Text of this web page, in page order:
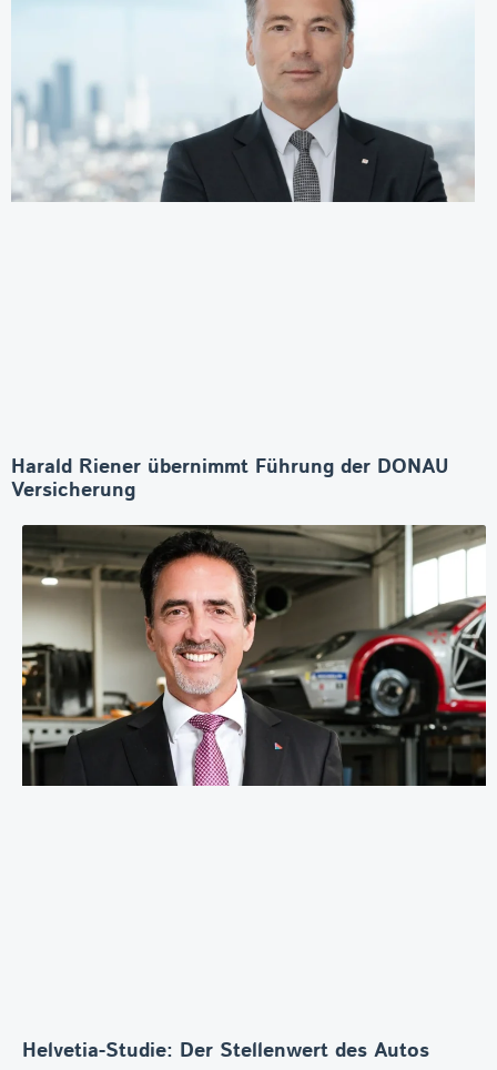
Harald Riener übernimmt Führung der DONAU
Versicherung
Helvetia-Studie: Der Stellenwert des Autos